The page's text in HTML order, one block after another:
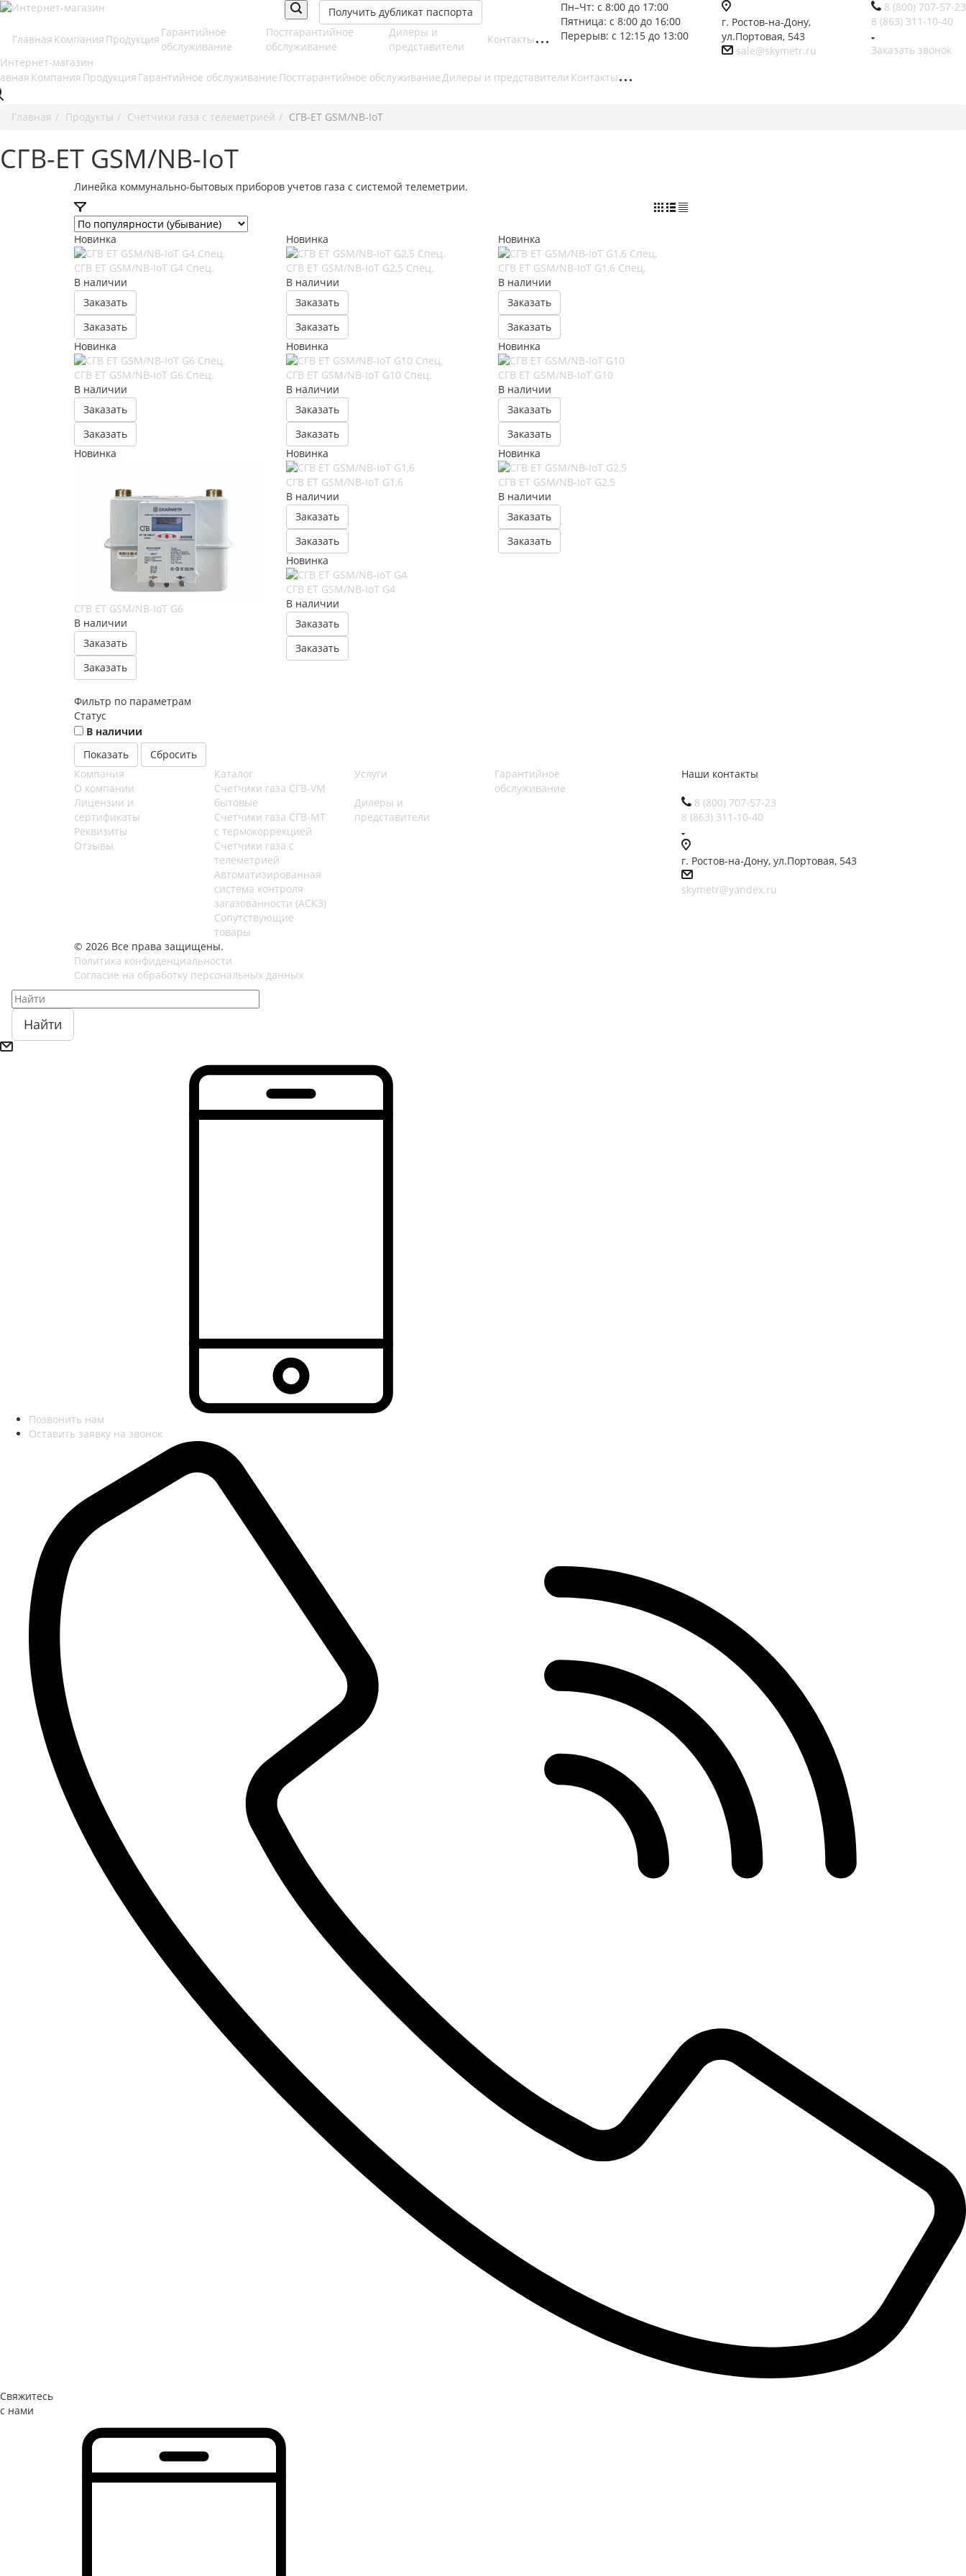
8 (800) 707-57-23
8 (863) 311-10-40
Заказать звонок
г. Ростов-на-Дону,
ул.Портовая, 543
sale@skymetr.ru
Пн–Чт: с 8:00 до 17:00
Пятница: с 8:00 до 16:00
Перерыв: с 12:15 до 13:00
Получить дубликат паспорта
Главная Компания Продукция
Гарантийное
обслуживание
Постгарантийное
обслуживание
Дилеры и
представители
Контакты
Компания Продукция Гарантийное обслуживание Постгарантийное обслуживаниеДилеры и представители Контакты
Главная Продукты Счетчики газа с телеметрией СГВ-ЕТ GSM/NB-IoT
СГВ-ЕТ GSM/NB-IoT
Линейка коммунально-бытовых приборов учетов газа с системой телеметрии.
Новинка
СГВ ЕT GSM/NB-IoT G4 Спец.
В наличии
Заказать
Заказать
Новинка
СГВ ЕT GSM/NB-IoT G2,5 Спец.
В наличии
Заказать
Заказать
Новинка
СГВ ЕT GSM/NB-IoT G1,6 Спец.
В наличии
Заказать
Заказать
Новинка
СГВ ЕT GSM/NB-IoT G6 Спец.
В наличии
Заказать
Заказать
Новинка
СГВ ЕT GSM/NB-IoT G10 Спец.
В наличии
Заказать
Заказать
Новинка
СГВ ЕT GSM/NB-IoT G10
В наличии
Заказать
Заказать
Новинка
СГВ ЕT GSM/NB-IoT G6
В наличии
Заказать
Заказать
Новинка
СГВ ЕT GSM/NB-IoT G1,6
В наличии
Заказать
Заказать
Новинка
СГВ ЕT GSM/NB-IoT G2,5
В наличии
Заказать
Заказать
Новинка
СГВ ЕT GSM/NB-IoT G4
В наличии
Заказать
Заказать
Фильтр по параметрам
Статус
В наличии
Сбросить
Компания
О компании
Лицензии и
сертификаты
Реквизиты
Отзывы
Каталог
Счетчики газа СГВ-VM
бытовые
Счетчики газа СГВ-МТ
с термокоррекцией
Счетчики газа с
телеметрией
Автоматизированная
система контроля
загазованности (АСКЗ)
Сопутствующие
товары
Услуги
Гарантийное
обслуживание
Дилеры и
представители
Наши контакты
8 (800) 707-57-23
8 (863) 311-10-40
г. Ростов-на-Дону, ул.Портовая, 543
skymetr@yandex.ru
© 2026 Все права защищены.
Политика конфиденциальности
Согласие на обработку персональных данных
Найти
Позвонить нам
Оставить заявку на звонок
Свяжитесь
с нами